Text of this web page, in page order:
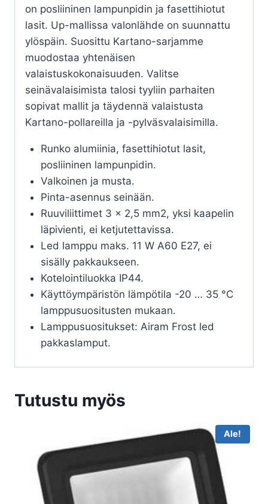
on posliininen lampunpidin ja fasettihiotut
lasit. Up-mallissa valonlähde on suunnattu
ylöspäin. Suosittu Kartano-sarjamme
muodostaa yhtenäisen
valaistuskokonaisuuden. Valitse
seinävalaisimista talosi tyyliin parhaiten
sopivat mallit ja täydennä valaistusta
Kartano-pollareilla ja -pylväsvalaisimilla.
Runko alumiinia, fasettihiotut lasit,
posliininen lampunpidin.
Valkoinen ja musta.
Pinta-asennus seinään.
Ruuviliittimet 3 x 2,5 mm2, yksi kaapelin
läpivienti, ei ketjutettavissa.
Led lamppu maks. 11 W A60 E27, ei
sisälly pakkaukseen.
Kotelointiluokka IP44.
Käyttöympäristön lämpötila -20 … 35 °C
lamppusuositusten mukaan.
Lamppusuositukset: Airam Frost led
pakkaslamput.
Tutustu myös
Ale!